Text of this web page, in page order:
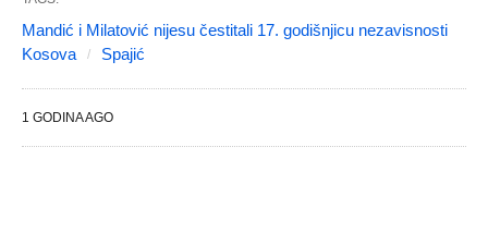
Mandić i Milatović nijesu čestitali 17. godišnjicu nezavisnosti
Kosova
Spajić
1 GODINA AGO